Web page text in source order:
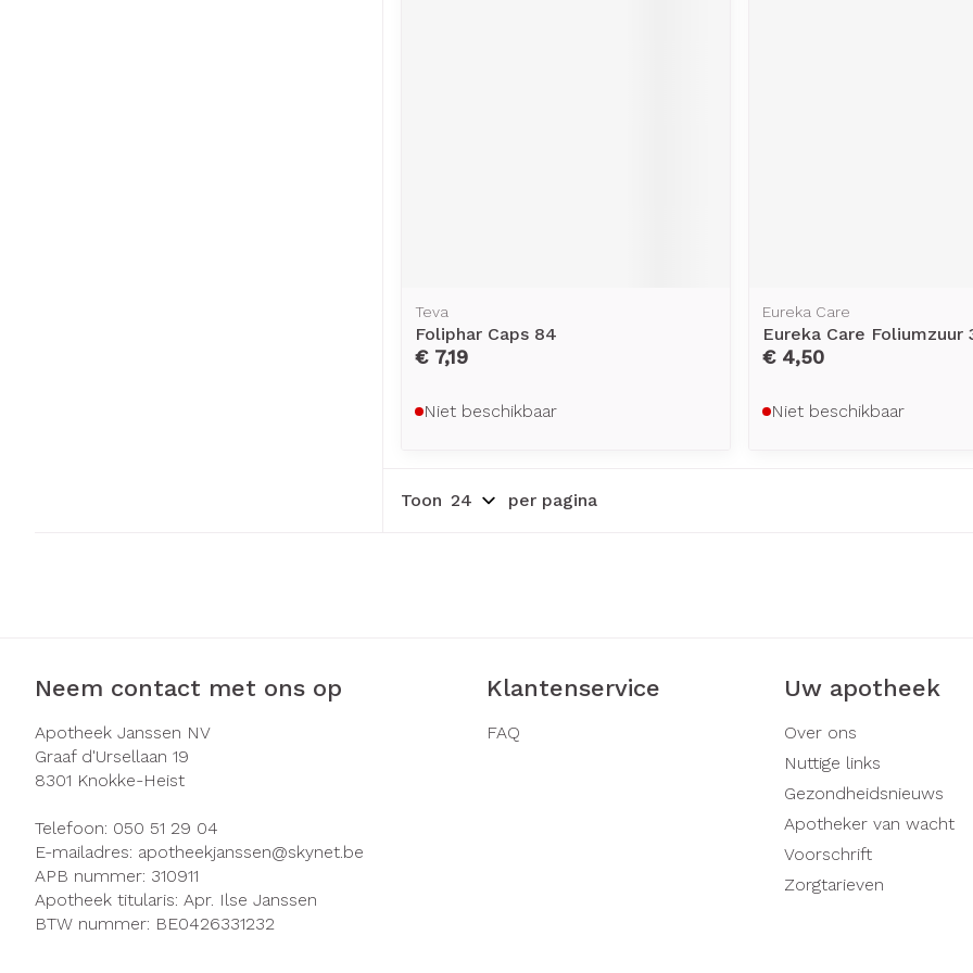
Teva
Foliphar Caps 84
€ 7,19
Niet beschikbaar
Eureka Care
Eureka Care Foliumzuur
€ 4,50
Niet beschikbaar
Toon per pagina
Neem contact met ons op
Apotheek Janssen NV
Graaf d'Ursellaan 19
8301 Knokke-Heist
Telefoon: 050 51 29 04
E-mailadres: apotheekjanssen@skynet.be
APB nummer: 310911
Apotheek titularis: Apr. Ilse Janssen
BTW nummer: BE0426331232
Klantenservice
FAQ
Uw apotheek
Over ons
Nuttige links
Gezondheidsnieuws
Apotheker van wacht
Voorschrift
Zorgtarieven